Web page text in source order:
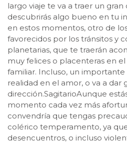
largo viaje te va a traer un
descubrirás algo bueno en tu
en estos momentos, otro de
favorecidos por los tránsitos y
planetarias, que te traerán
muy felices o placenteras en
familiar. Incluso, un
realidad en el amor, o va a dar
dirección.SagitarioAunque
momento cada vez más
convendría que tengas
colérico temperamento, ya
desencuentros, o incluso